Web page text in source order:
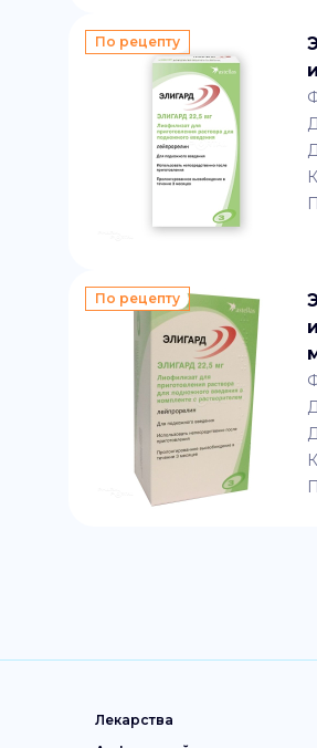
По рецепту
По рецепту
Лекарства